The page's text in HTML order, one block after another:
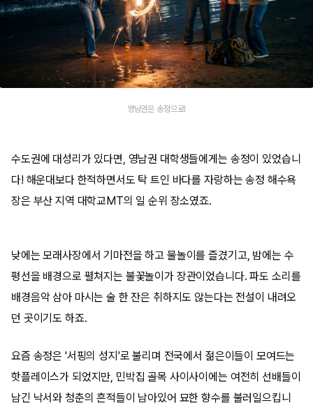
영남권은 송정으로!
수도권에 대성리가 있다면, 영남권 대학생들에게는 송정이 있었습니
다! 해운대보다 한적하면서도 탁 트인 바다를 자랑하는 송정 해수욕
장은 부산 지역 대학교MT의 일 순위 장소였죠.
낮에는 모래사장에서 기마전을 하고 물놀이를 즐겼기고, 밤에는 수
평선을 배경으로 펼쳐지는 불꽃놀이가 장관이었습니다. 파도 소리를
배경음악 삼아 마시는 술 한 잔은 취하지도 않는다는 전설이 내려오
던 곳이기도 하죠.
요즘 송정은 '서핑의 성지'로 불리며 전국에서 젊은이들이 모여드는
핫플레이스가 되었지만, 민박집 골목 사이사이에는 여전히 선배들이
남긴 낙서와 청춘의 흔적들이 남아있어 묘한 향수를 불러일으킵니